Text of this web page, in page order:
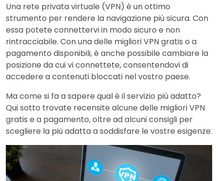
Una rete privata virtuale (VPN) è un ottimo
strumento per rendere la navigazione più sicura. Con
essa potete connettervi in modo sicuro e non
rintracciabile. Con una delle migliori VPN gratis o a
pagamento disponibili, è anche possibile cambiare la
posizione da cui vi connettete, consentendovi di
accedere a contenuti bloccati nel vostro paese.
Ma come si fa a sapere qual è il servizio più adatto?
Qui sotto trovate recensite alcune delle migliori VPN
gratis e a pagamento, oltre ad alcuni consigli per
scegliere la più adatta a soddisfare le vostre esigenze.